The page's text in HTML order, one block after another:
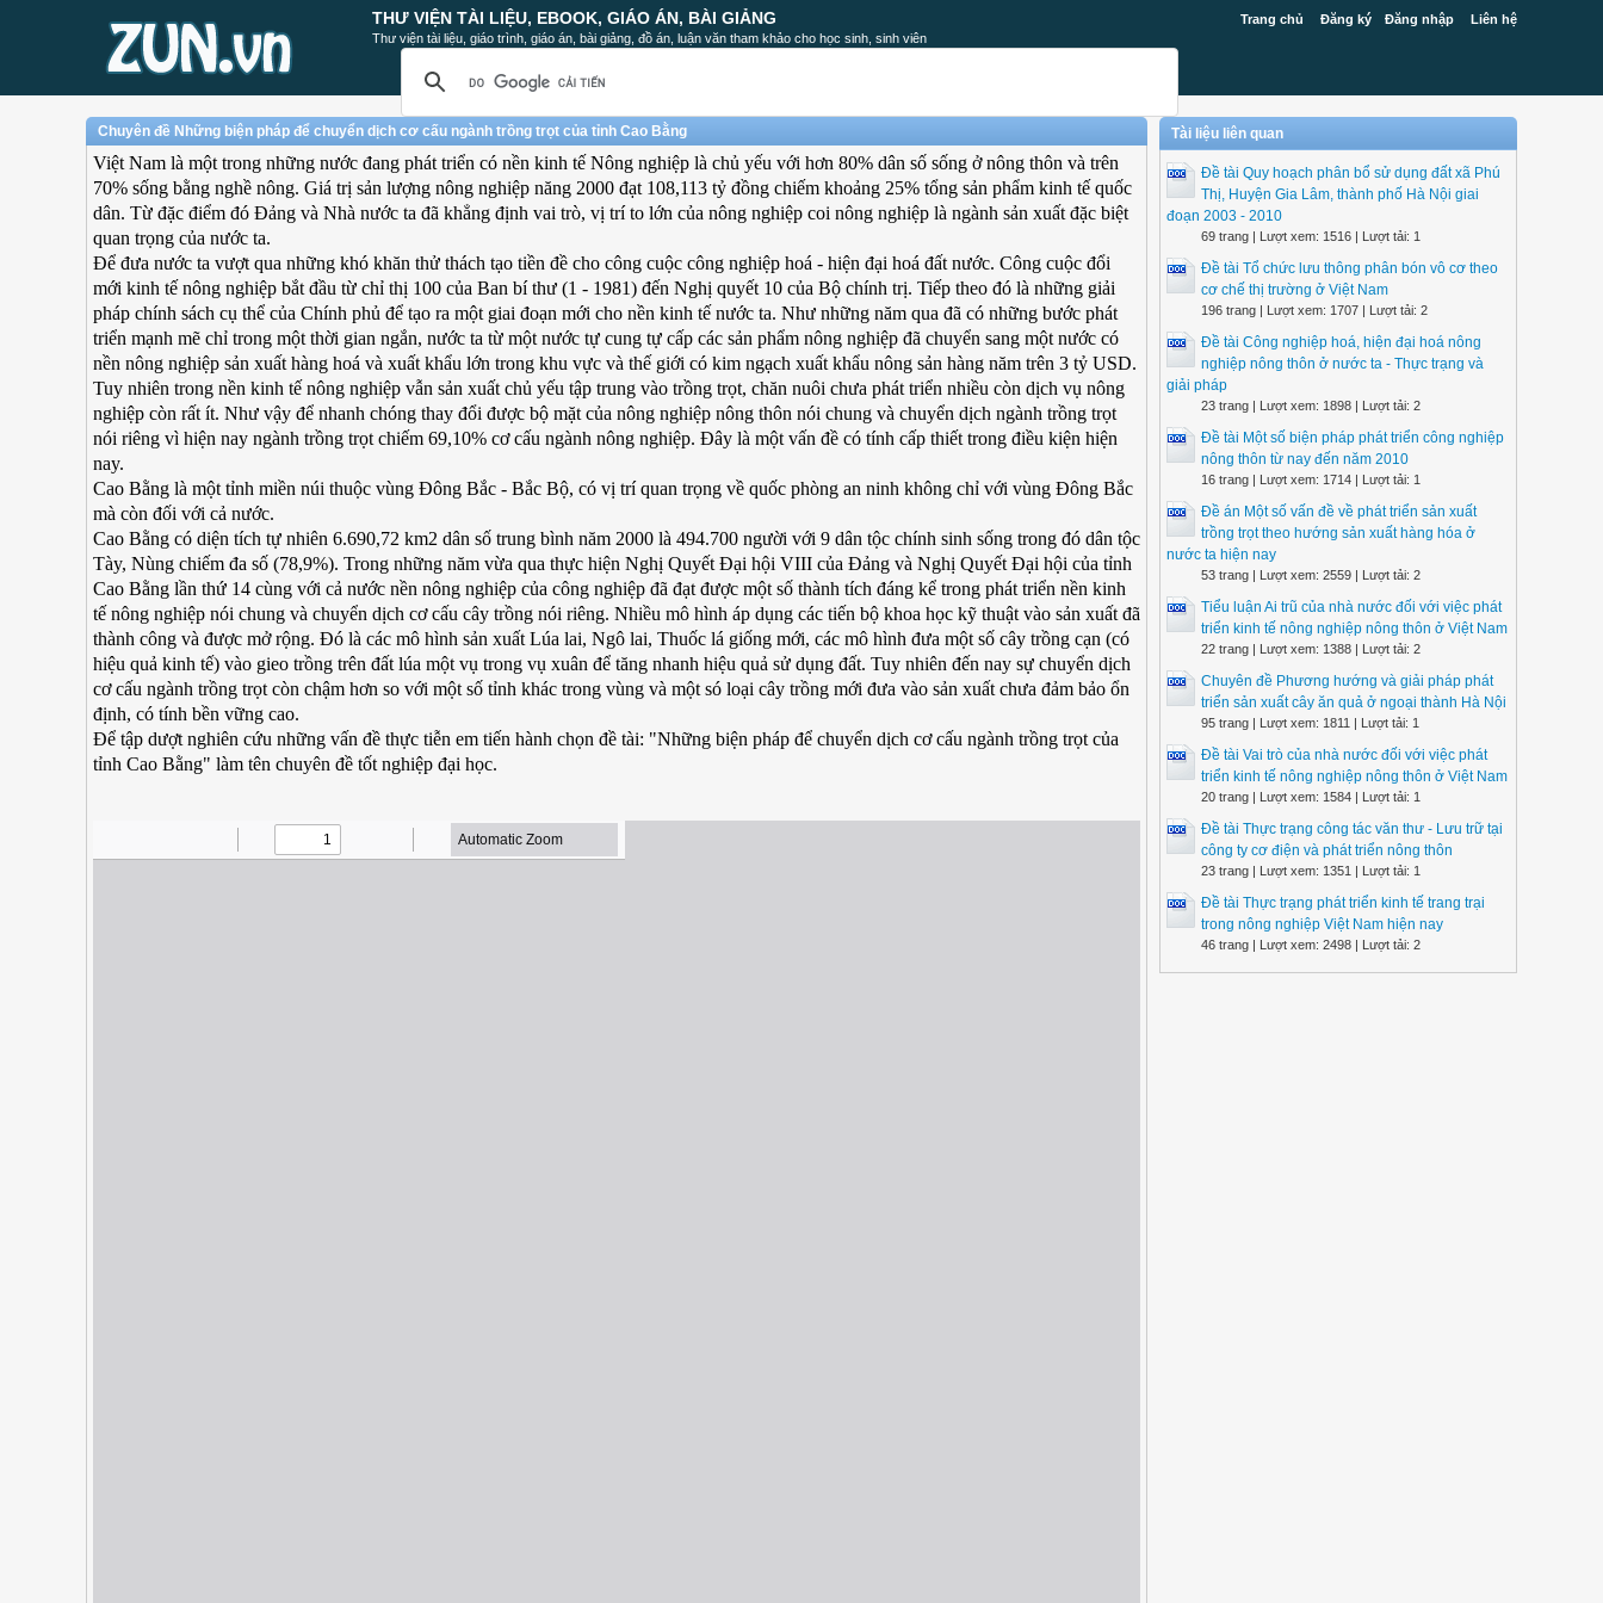
Trang chủ Đăng ký Đăng nhập Liên hệ
THƯ VIỆN TÀI LIỆU, EBOOK, GIÁO ÁN, BÀI GIẢNG
Thư viện tài liệu, giáo trình, giáo án, bài giảng, đồ án, luận văn tham khảo cho học sinh, sinh viên
Chuyên đề Những biện pháp để chuyển dịch cơ cấu ngành trồng trọt của tỉnh Cao Bằng
Việt Nam là một trong những nước đang phát triển có nền kinh tế Nông nghiệp là chủ yếu với hơn 80% dân số sống ở nông thôn và trên
70% sống bằng nghề nông. Giá trị sản lượng nông nghiệp năng 2000 đạt 108,113 tỷ đồng chiếm khoảng 25% tổng sản phẩm kinh tế quốc
dân. Từ đặc điểm đó Đảng và Nhà nước ta đã khẳng định vai trò, vị trí to lớn của nông nghiệp coi nông nghiệp là ngành sản xuất đặc biệt
quan trọng của nước ta.
Để đưa nước ta vượt qua những khó khăn thử thách tạo tiền đề cho công cuộc công nghiệp hoá - hiện đại hoá đất nước. Công cuộc đổi
mới kinh tế nông nghiệp bắt đầu từ chỉ thị 100 của Ban bí thư (1 - 1981) đến Nghị quyết 10 của Bộ chính trị. Tiếp theo đó là những giải
pháp chính sách cụ thể của Chính phủ để tạo ra một giai đoạn mới cho nền kinh tế nước ta. Như những năm qua đã có những bước phát
triển mạnh mẽ chỉ trong một thời gian ngắn, nước ta từ một nước tự cung tự cấp các sản phẩm nông nghiệp đã chuyển sang một nước có
nền nông nghiệp sản xuất hàng hoá và xuất khẩu lớn trong khu vực và thế giới có kim ngạch xuất khẩu nông sản hàng năm trên 3 tỷ USD.
Tuy nhiên trong nền kinh tế nông nghiệp vẫn sản xuất chủ yếu tập trung vào trồng trọt, chăn nuôi chưa phát triển nhiều còn dịch vụ nông
nghiệp còn rất ít. Như vậy để nhanh chóng thay đổi được bộ mặt của nông nghiệp nông thôn nói chung và chuyển dịch ngành trồng trọt
nói riêng vì hiện nay ngành trồng trọt chiếm 69,10% cơ cấu ngành nông nghiệp. Đây là một vấn đề có tính cấp thiết trong điều kiện hiện
nay.
Cao Bằng là một tỉnh miền núi thuộc vùng Đông Bắc - Bắc Bộ, có vị trí quan trọng về quốc phòng an ninh không chỉ với vùng Đông Bắc
mà còn đối với cả nước.
Cao Bằng có diện tích tự nhiên 6.690,72 km2 dân số trung bình năm 2000 là 494.700 người với 9 dân tộc chính sinh sống trong đó dân tộc
Tày, Nùng chiếm đa số (78,9%). Trong những năm vừa qua thực hiện Nghị Quyết Đại hội VIII của Đảng và Nghị Quyết Đại hội của tỉnh
Cao Bằng lần thứ 14 cùng với cả nước nền nông nghiệp của công nghiệp đã đạt được một số thành tích đáng kể trong phát triển nền kinh
tế nông nghiệp nói chung và chuyển dịch cơ cấu cây trồng nói riêng. Nhiều mô hình áp dụng các tiến bộ khoa học kỹ thuật vào sản xuất đã
thành công và được mở rộng. Đó là các mô hình sản xuất Lúa lai, Ngô lai, Thuốc lá giống mới, các mô hình đưa một số cây trồng cạn (có
hiệu quả kinh tế) vào gieo trồng trên đất lúa một vụ trong vụ xuân để tăng nhanh hiệu quả sử dụng đất. Tuy nhiên đến nay sự chuyển dịch
cơ cấu ngành trồng trọt còn chậm hơn so với một số tỉnh khác trong vùng và một só loại cây trồng mới đưa vào sản xuất chưa đảm bảo ổn
định, có tính bền vững cao.
Để tập dượt nghiên cứu những vấn đề thực tiễn em tiến hành chọn đề tài: "Những biện pháp để chuyển dịch cơ cấu ngành trồng trọt của
tỉnh Cao Bằng" làm tên chuyên đề tốt nghiệp đại học.
Tài liệu liên quan
Đề tài Quy hoạch phân bổ sử dụng đất xã Phú
Thị, Huyện Gia Lâm, thành phố Hà Nội giai
đoạn 2003 - 2010
69 trang | Lượt xem: 1516 | Lượt tải: 1
Đề tài Tổ chức lưu thông phân bón vô cơ theo
cơ chế thị trường ở Việt Nam
196 trang | Lượt xem: 1707 | Lượt tải: 2
Đề tài Công nghiệp hoá, hiện đại hoá nông
nghiệp nông thôn ở nước ta - Thực trạng và
giải pháp
23 trang | Lượt xem: 1898 | Lượt tải: 2
Đề tài Một số biện pháp phát triển công nghiệp
nông thôn từ nay đến năm 2010
16 trang | Lượt xem: 1714 | Lượt tải: 1
Đề án Một số vấn đề về phát triển sản xuất
trồng trọt theo hướng sản xuất hàng hóa ở
nước ta hiện nay
53 trang | Lượt xem: 2559 | Lượt tải: 2
Tiểu luận Ai trũ của nhà nước đối với việc phát
triển kinh tế nông nghiệp nông thôn ở Việt Nam
22 trang | Lượt xem: 1388 | Lượt tải: 2
Chuyên đề Phương hướng và giải pháp phát
triển sản xuất cây ăn quả ở ngoại thành Hà Nội
95 trang | Lượt xem: 1811 | Lượt tải: 1
Đề tài Vai trò của nhà nước đối với việc phát
triển kinh tế nông nghiệp nông thôn ở Việt Nam
20 trang | Lượt xem: 1584 | Lượt tải: 1
Đề tài Thực trạng công tác văn thư - Lưu trữ tại
công ty cơ điện và phát triển nông thôn
23 trang | Lượt xem: 1351 | Lượt tải: 1
Đề tài Thực trạng phát triển kinh tế trang trại
trong nông nghiệp Việt Nam hiện nay
46 trang | Lượt xem: 2498 | Lượt tải: 2